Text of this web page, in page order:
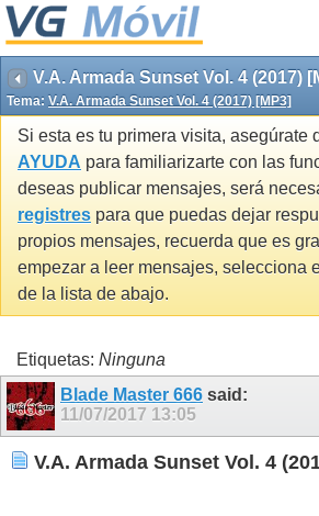
V.A. Armada Sunset Vol. 4 (2017)
Tema: V.A. Armada Sunset Vol. 4 (2017) [MP3]
Si esta es tu primera visita, asegúrate
AYUDA para familiarizarte con las
deseas publicar mensajes, será
registres para que puedas dejar
propios mensajes, recuerda que es
empezar a leer mensajes, selecciona
de la lista de abajo.
Etiquetas: Ninguna
Blade Master 666 said:
11/07/2017 13:05
V.A. Armada Sunset Vol. 4